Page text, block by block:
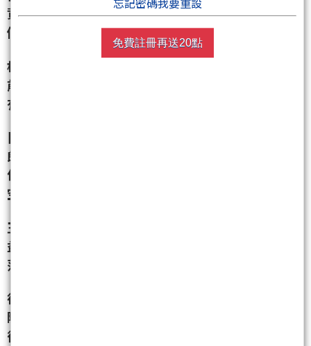
資主流趨勢，這些個股若能再搭配產業前景穩定，股
價相對更具想像空間。
根據日盛投信統計，去年底股價淨值比低於1、以去年
前三季獲利換算的本益比偏低，且負債比低於40%的
有20檔個股，電子、傳產股檔數幾乎各半。
日盛投信副理王源錦認為，台股今年走勢尚未完全明
朗化，在多空不明下，股價淨值比較低、本益比偏
低，且財務結構健全者，顯示其股價較委屈，有補漲
空間。
王源錦說，除了上述篩選條件，若能再搭配高股東權
益報酬率，更表示該公司的獲利能力不錯，可算是散
落在股市蒙塵中的明星個股。
德信投信總經理儲祥生說，這類價值型股票的投資風
險不大，被低估的價值型股票在一定時間進場布局
後，未來一定會賺錢；時間短的話，隨大勢好轉，股
免費註冊再送20點